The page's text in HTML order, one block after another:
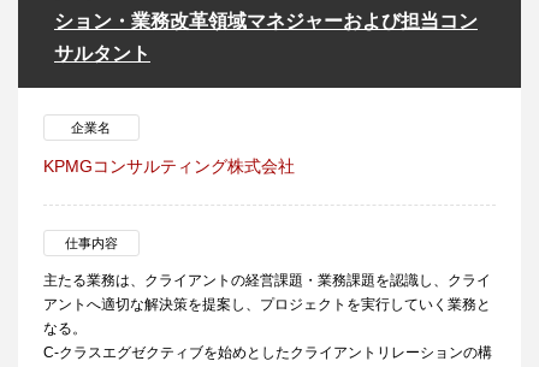
ション・業務改革領域マネジャーおよび担当コン
サルタント
企業名
KPMGコンサルティング株式会社
仕事内容
主たる業務は、クライアントの経営課題・業務課題を認識し、クライ
アントへ適切な解決策を提案し、プロジェクトを実行していく業務と
なる。
C‐クラスエグゼクティブを始めとしたクライアントリレーションの構